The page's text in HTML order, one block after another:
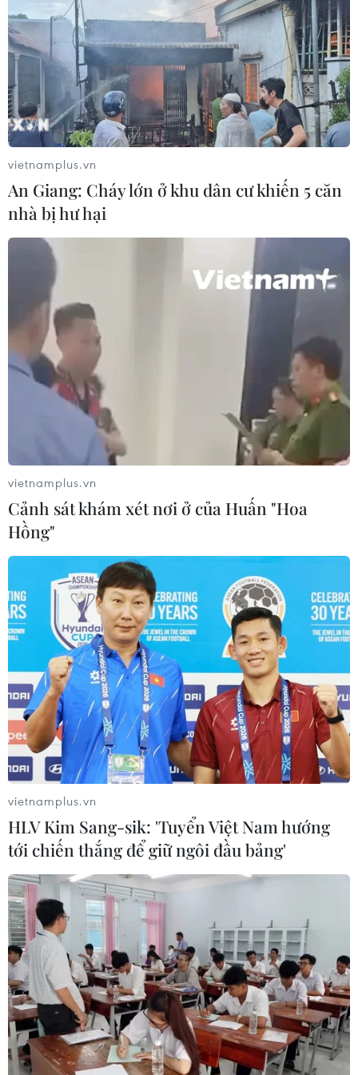
#Shein #Thương mại điện tử #Bán lẻ
Theo dõi VietnamPlus
TIN LIÊN QUAN
Bản tin 60s: Bộ Công Thương nói
gì về vụ Temu tạm dừng hoạt động
05/12/2024 11:14
Đại diện Cục Thương mại điện tử và Kinh tế Số cho biết
đã yêu cầu sàn thương mại điện tử xuyên biên giới -
Temu tạm dừng việc bán hàng tại Việt Nam cho đến khi
hoàn thành các thủ tục cấp phép.
Chưa hoàn thành thủ tục cấp phép, Temu
tạm dừng hoạt động bán hàng tại Việt
Nam
vietnamplus.vn
An Giang: Cháy lớn ở khu dân cư khiến 5 căn
nhà bị hư hại
vietnamplus.vn
Cảnh sát khám xét nơi ở của Huấn "Hoa
Hồng"
vietnamplus.vn
HLV Kim Sang-sik: 'Tuyển Việt Nam hướng
tới chiến thắng để giữ ngôi đầu bảng'